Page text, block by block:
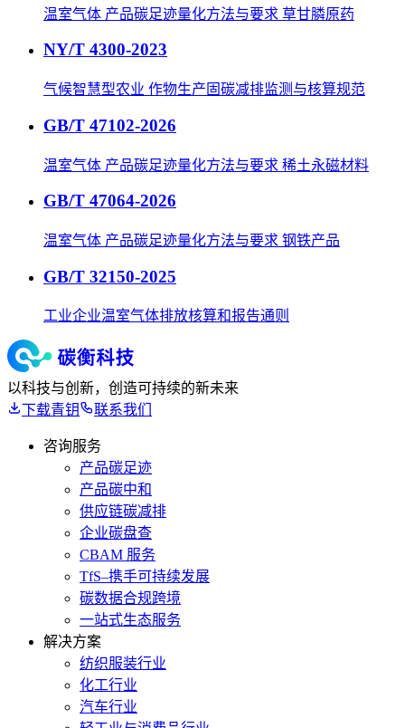
温室气体 产品碳足迹量化方法与要求 草甘膦原药
NY/T 4300-2023
气候智慧型农业 作物生产固碳减排监测与核算规范
GB/T 47102-2026
温室气体 产品碳足迹量化方法与要求 稀土永磁材料
GB/T 47064-2026
温室气体 产品碳足迹量化方法与要求 钢铁产品
GB/T 32150-2025
工业企业温室气体排放核算和报告通则
以科技与创新，创造可持续的新未来
下载青钥
联系我们
咨询服务
产品碳足迹
产品碳中和
供应链碳减排
企业碳盘查
CBAM 服务
TfS–携手可持续发展
碳数据合规跨境
一站式生态服务
解决方案
纺织服装行业
化工行业
汽车行业